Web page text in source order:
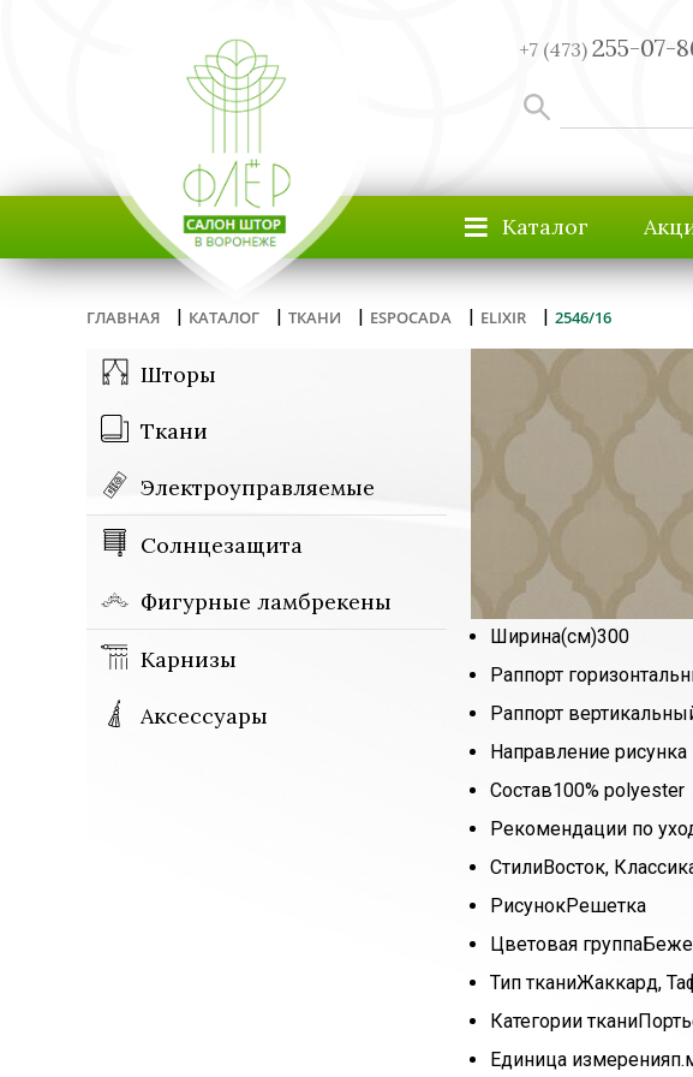
+7 (473) 255-07-
≡ Каталог
ГЛАВНАЯ | КАТАЛОГ | ТКАНИ | ESPOCADA | ELIXIR | 2546/16
Шторы
Ткани
Электроуправляемые
Солнцезащита
Фигурные ламбрекены
Карнизы
Аксессуары
Ширина(см)300
Раппорт
Раппорт
Направление рисунка
Состав100% polyester
Рекомендации по
СтилиВосток,
РисунокРешетка
Цветовая группа
Тип тканиЖаккард,
Категории ткани
Единица измерения